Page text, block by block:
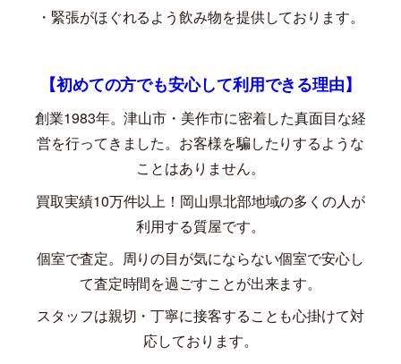
・緊張がほぐれるよう飲み物を提供しております。
【初めての方でも安心して利用できる理由】
創業1983年。津山市・美作市に密着した真面目な経
営を行ってきました。お客様を騙したりするような
ことはありません。
買取実績10万件以上！岡山県北部地域の多くの人が
利用する質屋です。
個室で査定。周りの目が気にならない個室で安心し
て査定時間を過ごすことが出来ます。
スタッフは親切・丁寧に接客することも心掛けて対
応しております。